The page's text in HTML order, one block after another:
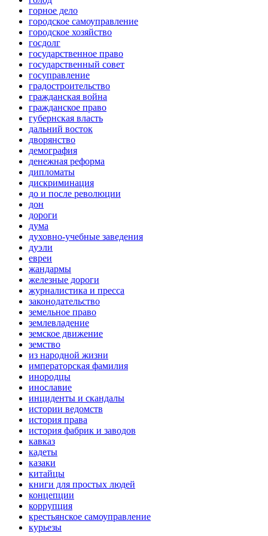
горное дело
городское самоуправление
городское хозяйство
госдолг
государственное право
государственный совет
госуправление
градостроительство
гражданская война
гражданское право
губернская власть
дальний восток
дворянство
демография
денежная реформа
дипломаты
дискриминация
до и после революции
дон
дороги
дума
духовно-учебные заведения
дуэли
евреи
жандармы
железные дороги
журналистика и пресса
законодательство
земельное право
землевладение
земское движение
земство
из народной жизни
императорская фамилия
инородцы
инославие
инциденты и скандалы
истории ведомств
история права
история фабрик и заводов
кавказ
кадеты
казаки
китайцы
книги для простых людей
концепции
коррупция
крестьянское самоуправление
курьезы